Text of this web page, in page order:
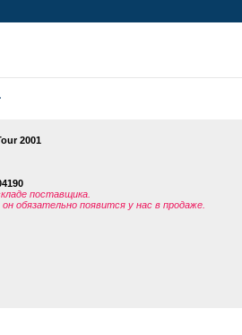
2001
поставщика.
обязательно появится у нас в продаже.